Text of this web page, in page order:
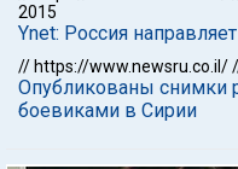
2015
Ynet: Россия
// https://www.newsru.co.il/
Опубликованы снимки
боевиками в Сирии